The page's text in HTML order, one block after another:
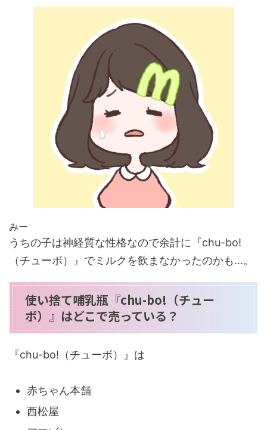
みー
うちの子は神経質な性格なので余計に『chu-bo!
（チューボ）』でミルクを飲まなかったのかも…。
使い捨て哺乳瓶『chu-bo!（チュー
ボ）』はどこで売っている？
『chu-bo!（チューボ）』は
赤ちゃん本舗
西松屋